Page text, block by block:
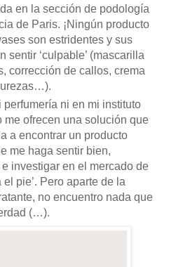
en la sección de podología
de Paris. ¡Ningún producto
son estridentes y sus
sentir ‘culpable’ (mascarilla
corrección de callos, crema
perfumería ni en mi instituto
me ofrecen una solución que
a encontrar un producto
me haga sentir bien,
investigar en el mercado de
el pie’. Pero aparte de la
no encuentro nada que
(…).